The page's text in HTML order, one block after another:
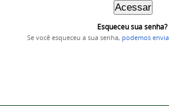
Esqueceu sua senha?
Se você esqueceu a sua senha, podemos